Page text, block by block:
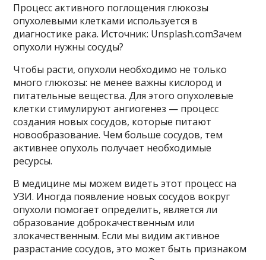
Процесс активного поглощения глюкозы
опухолевыми клетками используется в
диагностике рака. Источник: Unsplash.comЗачем
опухоли нужны сосуды?
Чтобы расти, опухоли необходимо не только
много глюкозы: не менее важны кислород и
питательные вещества. Для этого опухолевые
клетки стимулируют ангиогенез — процесс
создания новых сосудов, которые питают
новообразование. Чем больше сосудов, тем
активнее опухоль получает необходимые
ресурсы.
В медицине мы можем видеть этот процесс на
УЗИ. Иногда появление новых сосудов вокруг
опухоли помогает определить, является ли
образование доброкачественным или
злокачественным. Если мы видим активное
разрастание сосудов, это может быть признаком